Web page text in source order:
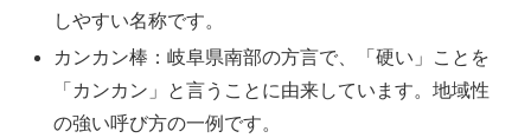
しやすい名称です。
カンカン棒：岐阜県南部の方言で、「硬い」ことを
「カンカン」と言うことに由来しています。地域性
の強い呼び方の一例です。